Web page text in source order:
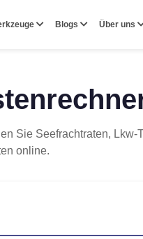
Blogs Über uns
Sie Seefrachtraten,
online.